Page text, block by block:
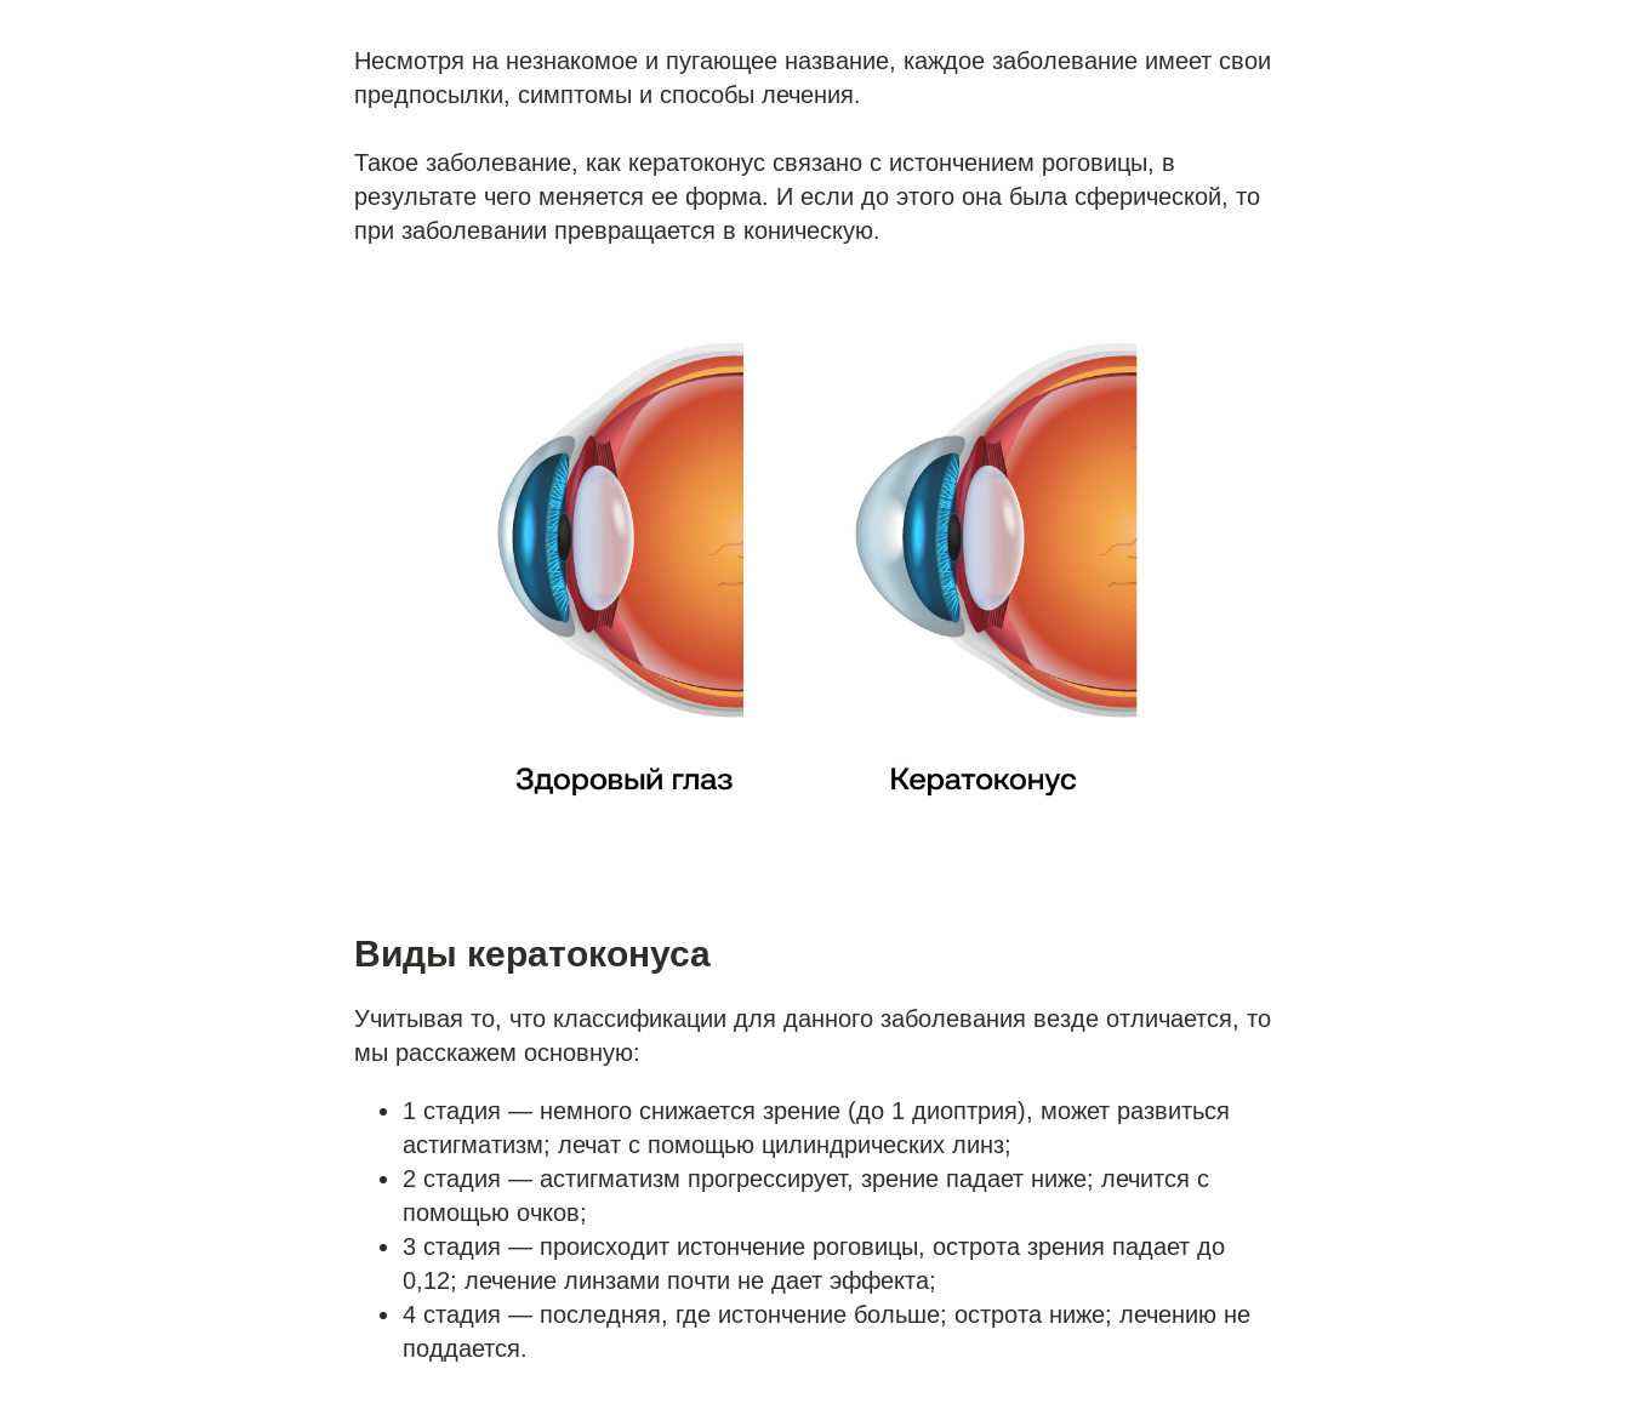
Несмотря на незнакомое и пугающее название, каждое заболевание имеет свои
предпосылки, симптомы и способы лечения.
Такое заболевание, как кератоконус связано с истончением роговицы, в
результате чего меняется ее форма. И если до этого она была сферической, то
при заболевании превращается в коническую.
Виды кератоконуса
Учитывая то, что классификации для данного заболевания везде отличается, то
мы расскажем основную:
1 стадия — немного снижается зрение (до 1 диоптрия), может развиться
астигматизм; лечат с помощью цилиндрических линз;
2 стадия — астигматизм прогрессирует, зрение падает ниже; лечится с
помощью очков;
3 стадия — происходит истончение роговицы, острота зрения падает до
0,12; лечение линзами почти не дает эффекта;
4 стадия — последняя, где истончение больше; острота ниже; лечению не
поддается.